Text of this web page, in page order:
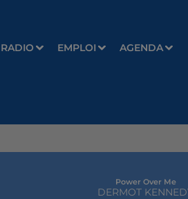
RADIO EMPLOI AGENDA
Power Over Me
DERMOT